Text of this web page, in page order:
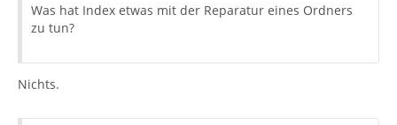
Was hat Index etwas mit der Reparatur eines Ordners
zu tun?
Nichts.